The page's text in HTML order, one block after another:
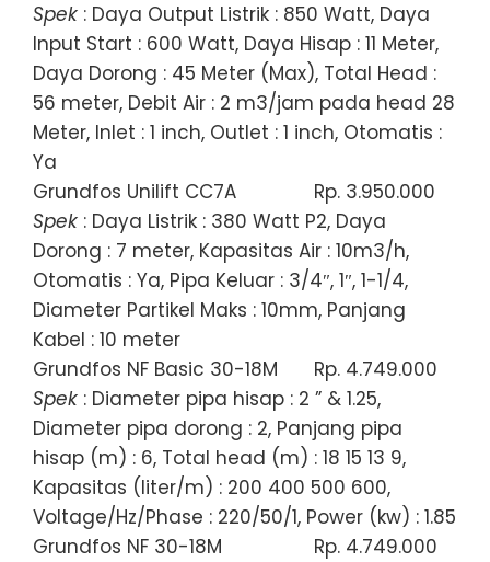
Spek : Daya Output Listrik : 850 Watt, Daya
Input Start : 600 Watt, Daya Hisap : 11 Meter,
Daya Dorong : 45 Meter (Max), Total Head :
56 meter, Debit Air : 2 m3/jam pada head 28
Meter, Inlet : 1 inch, Outlet : 1 inch, Otomatis :
Ya
Grundfos Unilift CC7A
Rp. 3.950.000
Spek : Daya Listrik : 380 Watt P2, Daya
Dorong : 7 meter, Kapasitas Air : 10m3/h,
Otomatis : Ya, Pipa Keluar : 3/4″, 1″, 1-1/4,
Diameter Partikel Maks : 10mm, Panjang
Kabel : 10 meter
Grundfos NF Basic 30-18M
Rp. 4.749.000
Spek : Diameter pipa hisap : 2 ” & 1.25,
Diameter pipa dorong : 2, Panjang pipa
hisap (m) : 6, Total head (m) : 18 15 13 9,
Kapasitas (liter/m) : 200 400 500 600,
Voltage/Hz/Phase : 220/50/1, Power (kw) : 1.85
Grundfos NF 30-18M
Rp. 4.749.000